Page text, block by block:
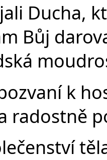
Ducha,
Bůj
k
radostně